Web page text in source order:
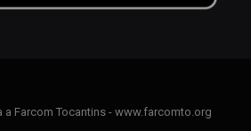
a Farcom Tocantins - www.farcomto.org